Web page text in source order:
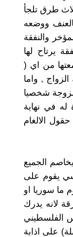
طرق تلجأ
ووضعه
والنفقة
يرتاح لها
من اي (
, واما
شخصيا
له في نهاية
الالغام
الجميع
يقوم على
ما سوريا او
لانه يدرك
الفلسطيني
على اذابة